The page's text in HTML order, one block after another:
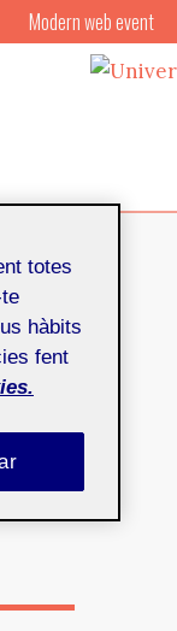
Modern web event
totes
hàbits
fent